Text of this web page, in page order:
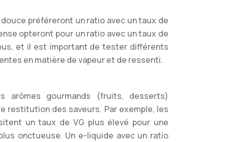
préféreront un ratio avec un taux de
opteront pour un ratio avec un taux de
et il est important de tester différents
en matière de vapeur et de ressenti.
arômes gourmands (fruits, desserts)
restitution des saveurs. Par exemple, les
un taux de VG plus élevé pour une
onctueuse. Un e-liquide avec un ratio